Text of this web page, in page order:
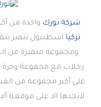
شركة تورك واحدة من
تركيا اسطنبول تتميز
ومجموعة متميزة من
رحلات مع مجموعة وحرة
على أكبر مجموعة من
لاتجدها الا على موقعنا